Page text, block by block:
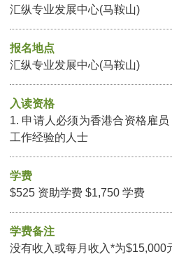
汇纵专业发展中心(马鞍山)
报名地点
汇纵专业发展中心(马鞍山)
入读资格
1. 申请人必须为香港合资格雇
工作经验的人士
学费
$525 资助学费 $1,750 学费
学费备注
没有收入或每月收入*为$15,000